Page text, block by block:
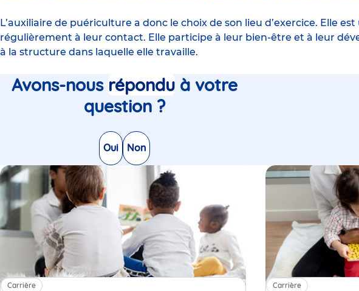
L’auxiliaire de puériculture a donc le choix de son lieu d’exercice. Elle
régulièrement à leur contact. Elle participe à leur bien-être et à leur
à la structure dans laquelle elle travaille.
Avons-nous répondu à votre
question ?
Non
Oui
Carrière Carrière